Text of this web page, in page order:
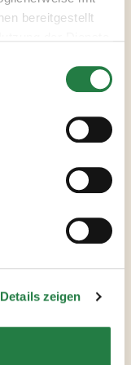
bereitgestellt
Details zeigen
nicht!
passt